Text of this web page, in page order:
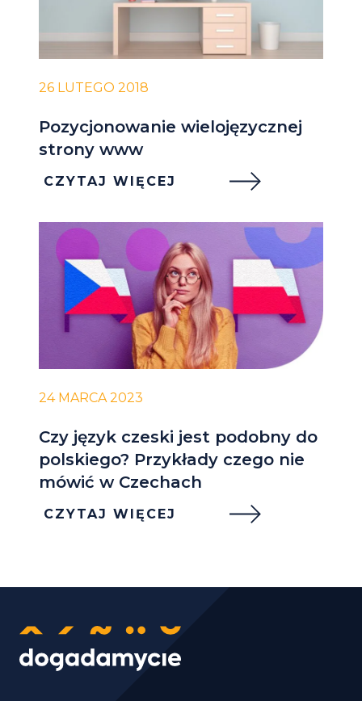
26 LUTEGO 2018
Pozycjonowanie wielojęzycznej
strony www
CZYTAJ WIĘCEJ
24 MARCA 2023
Czy język czeski jest podobny do
polskiego? Przykłady czego nie
mówić w Czechach
CZYTAJ WIĘCEJ